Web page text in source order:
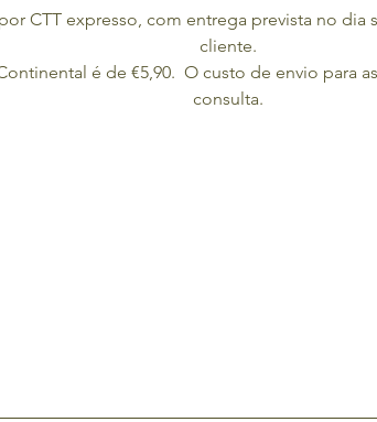
CTT expresso, com entrega prevista no
cliente.
é de €5,90.  O custo de envio para
consulta.